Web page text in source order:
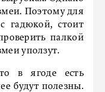
Поэтому для
гадюкой, стоит
палкой
уползут.
в ягоде есть
будут полезны.